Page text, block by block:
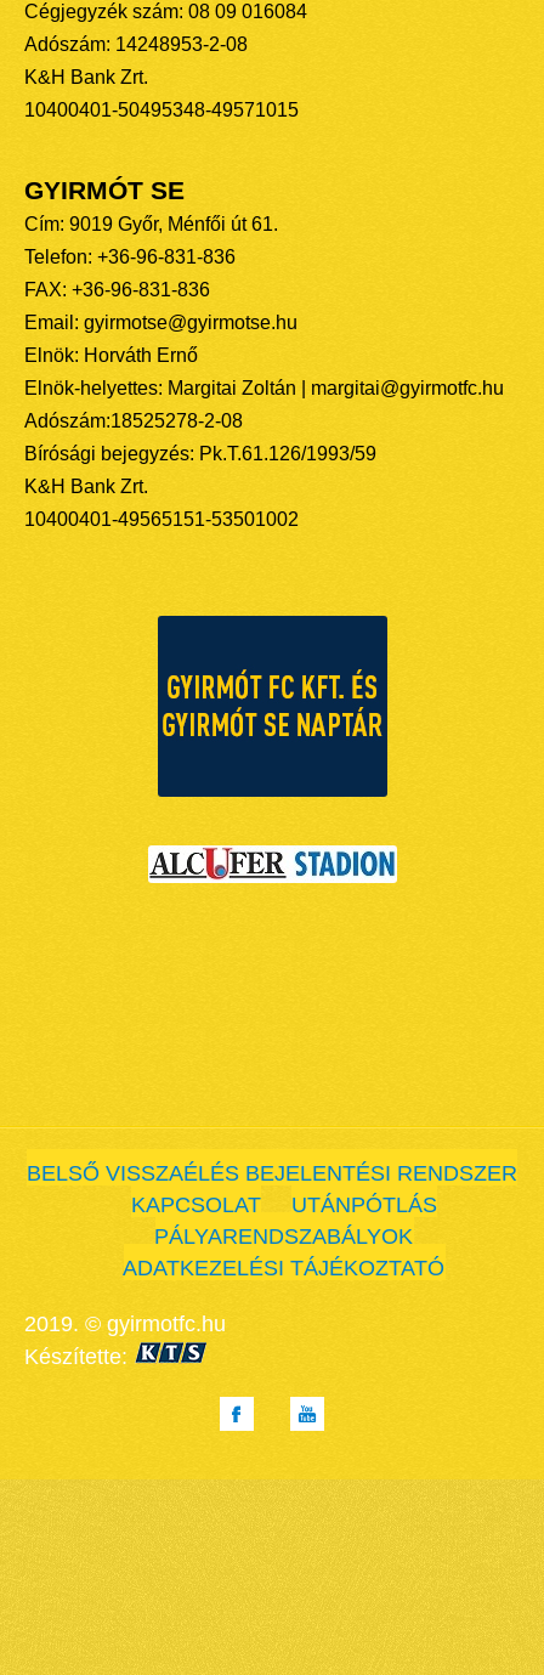
Cégjegyzék szám: 08 09 016084
Adószám: 14248953-2-08
K&H Bank Zrt.
10400401-50495348-49571015
GYIRMÓT SE
Cím: 9019 Győr, Ménfői út 61.
Telefon: +36-96-831-836
FAX: +36-96-831-836
Email: gyirmotse@gyirmotse.hu
Elnök: Horváth Ernő
Elnök-helyettes: Margitai Zoltán | margitai@gyirmotfc.hu
Adószám:18525278-2-08
Bírósági bejegyzés: Pk.T.61.126/1993/59
K&H Bank Zrt.
10400401-49565151-53501002
BELSŐ VISSZAÉLÉS BEJELENTÉSI RENDSZER
KAPCSOLAT
UTÁNPÓTLÁS
PÁLYARENDSZABÁLYOK
ADATKEZELÉSI TÁJÉKOZTATÓ
2019. © gyirmotfc.hu
Készítette: